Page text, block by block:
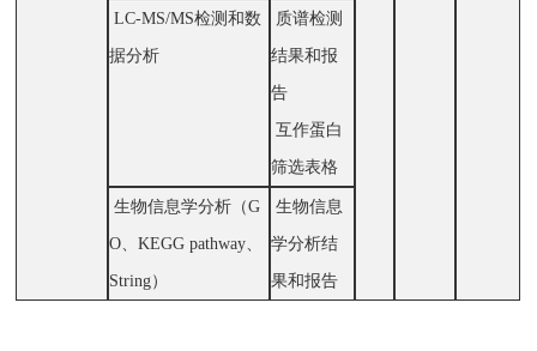
LC-MS/MS检测和数
据分析
质谱检测
结果和报
告
互作蛋白
筛选表格
生物信息学分析（G
O、KEGG pathway、
String）
生物信息
学分析结
果和报告